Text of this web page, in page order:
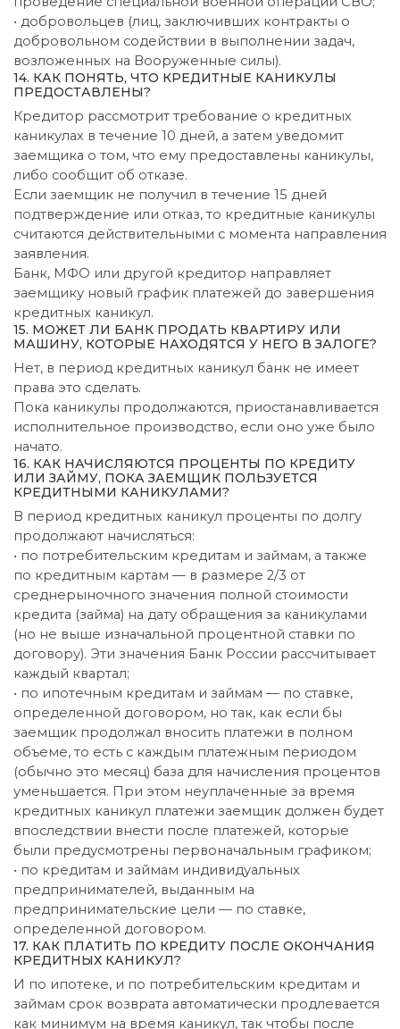
• добровольцев (лиц, заключивших контракты о
добровольном содействии в выполнении задач,
возложенных на Вооруженные силы).
14. КАК ПОНЯТЬ, ЧТО КРЕДИТНЫЕ КАНИКУЛЫ
ПРЕДОСТАВЛЕНЫ?
Кредитор рассмотрит требование о кредитных
каникулах в течение 10 дней, а затем уведомит
заемщика о том, что ему предоставлены каникулы,
либо сообщит об отказе.
Если заемщик не получил в течение 15 дней
подтверждение или отказ, то кредитные каникулы
считаются действительными с момента направления
заявления.
Банк, МФО или другой кредитор направляет
заемщику новый график платежей до завершения
кредитных каникул.
15. МОЖЕТ ЛИ БАНК ПРОДАТЬ КВАРТИРУ ИЛИ
МАШИНУ, КОТОРЫЕ НАХОДЯТСЯ У НЕГО В ЗАЛОГЕ?
Нет, в период кредитных каникул банк не имеет
права это сделать.
Пока каникулы продолжаются, приостанавливается
исполнительное производство, если оно уже было
начато.
16. КАК НАЧИСЛЯЮТСЯ ПРОЦЕНТЫ ПО КРЕДИТУ
ИЛИ ЗАЙМУ, ПОКА ЗАЕМЩИК ПОЛЬЗУЕТСЯ
КРЕДИТНЫМИ КАНИКУЛАМИ?
В период кредитных каникул проценты по долгу
продолжают начисляться:
• по потребительским кредитам и займам, а также
по кредитным картам — в размере 2/3 от
среднерыночного значения полной стоимости
кредита (займа) на дату обращения за каникулами
(но не выше изначальной процентной ставки по
договору). Эти значения Банк России рассчитывает
каждый квартал;
• по ипотечным кредитам и займам — по ставке,
определенной договором, но так, как если бы
заемщик продолжал вносить платежи в полном
объеме, то есть с каждым платежным периодом
(обычно это месяц) база для начисления процентов
уменьшается. При этом неуплаченные за время
кредитных каникул платежи заемщик должен будет
впоследствии внести после платежей, которые
были предусмотрены первоначальным графиком;
• по кредитам и займам индивидуальных
предпринимателей, выданным на
предпринимательские цели — по ставке,
определенной договором.
17. КАК ПЛАТИТЬ ПО КРЕДИТУ ПОСЛЕ ОКОНЧАНИЯ
КРЕДИТНЫХ КАНИКУЛ?
И по ипотеке, и по потребительским кредитам и
займам срок возврата автоматически продлевается
как минимум на время каникул, так чтобы после